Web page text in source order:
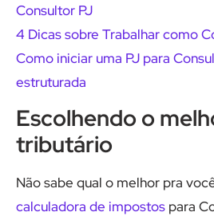
Consultor PJ
4 Dicas sobre Trabalhar como
Como iniciar uma PJ para
estruturada
Escolhendo o
tributário
Não sabe qual o melhor pra
calculadora de impostos para